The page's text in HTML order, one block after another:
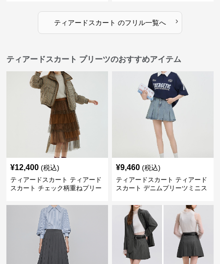
ティアードスカート のフリル一覧へ ›
ティアードスカート プリーツのおすすめアイテム
¥12,400 (税込)
ティアードスカート ティアード
スカート チェック柄重ねプリー
¥9,460 (税込)
ティアードスカート ティアード
スカート デニムプリーツミニス